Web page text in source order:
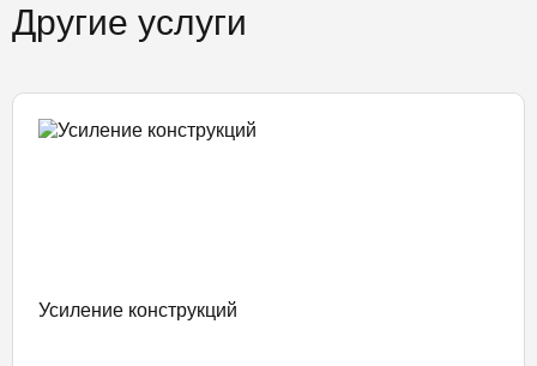
Другие услуги
Усиление конструкций